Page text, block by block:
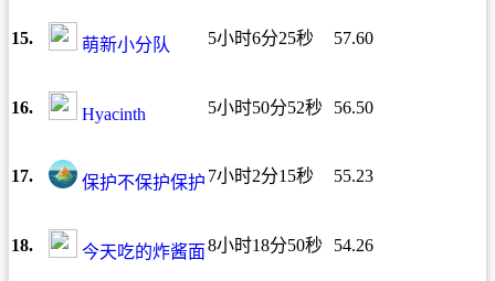
15. 萌新小分队 5小时6分25秒 57.60
16. Hyacinth 5小时50分52秒 56.50
17. 保护不保护保护 7小时2分15秒 55.23
18. 今天吃的炸酱面8小时18分50秒 54.26